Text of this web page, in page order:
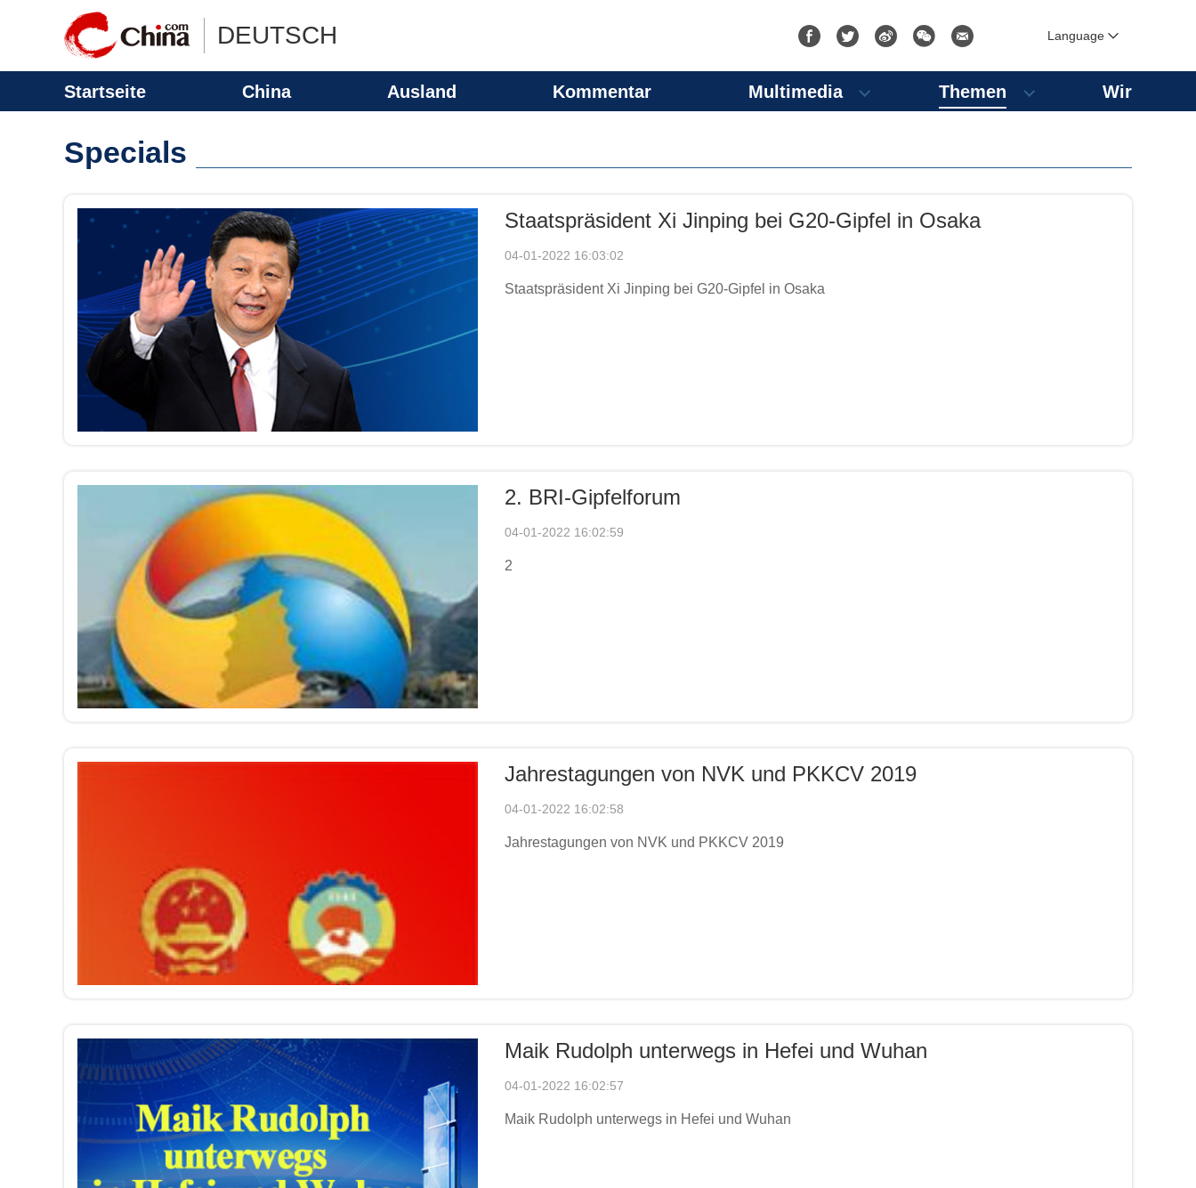
DEUTSCH Language
Startseite China Ausland Kommentar Multimedia Themen Wir
Specials
Staatspräsident Xi Jinping bei G20-Gipfel in Osaka
04-01-2022 16:03:02
Staatspräsident Xi Jinping bei G20-Gipfel in Osaka
2. BRI-Gipfelforum
04-01-2022 16:02:59
2
Jahrestagungen von NVK und PKKCV 2019
04-01-2022 16:02:58
Jahrestagungen von NVK und PKKCV 2019
Maik Rudolph unterwegs in Hefei und Wuhan
04-01-2022 16:02:57
Maik Rudolph unterwegs in Hefei und Wuhan